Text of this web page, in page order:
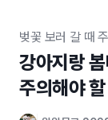
벚꽃 보러 갈 때
강아지랑 봄
주의해야